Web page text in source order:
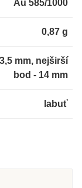
Au 585/1000
0,87 g
mm, nejširší
bod - 14 mm
labuť